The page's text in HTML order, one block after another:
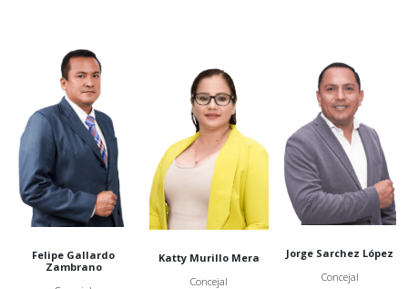
Felipe Gallardo
Zambrano
Katty Murillo Mera
Concejal
Jorge Sarchez López
Concejal